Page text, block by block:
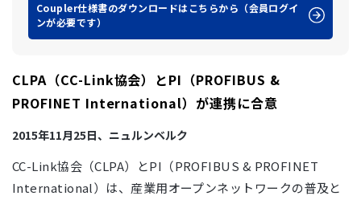
Coupler仕様書のダウンロードはこちらから（会員ログイ
ンが必要です）
CLPA（CC-Link協会）とPI（PROFIBUS &
PROFINET International）が連携に合意
2015年11月25日、ニュルンベルク
CC-Link協会（CLPA）とPI（PROFIBUS & PROFINET
International）は、産業用オープンネットワークの普及と